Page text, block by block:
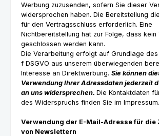
Werbung zuzusenden, sofern Sie dieser
widersprochen haben. Die Bereitstellung
für den Vertragsschluss erforderlich. Eine
Nichtbereitstellung hat zur Folge, dass kein
geschlossen werden kann.
Die Verarbeitung erfolgt auf Grundlage des
f DSGVO aus unserem überwiegenden
Interesse an Direktwerbung. Sie können
Verwendung Ihrer Adressdaten jederzeit
an uns widersprechen. Die Kontaktdaten
des Widerspruchs finden Sie im Impressum.
Verwendung der E-Mail-Adresse für die
von Newslettern